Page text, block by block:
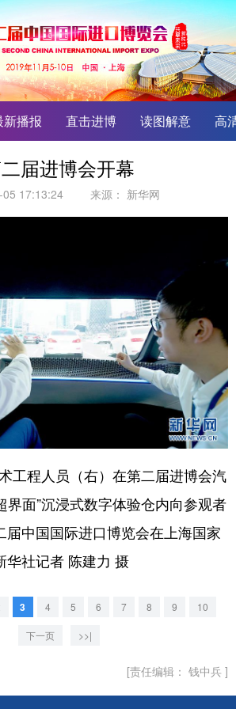
新播报 直击进博 读图解意 高
届进博会开幕
17:13:24 来源： 新华网
程人员（右）在第二届进博会汽
界面”沉浸式数字体验仓内向参观者
届中国国际进口博览会在上海国家
华社记者 陈建力 摄
3 4 5 6 7 8 9 10
下一页 >>|
[责任编辑： 钱中兵 ]